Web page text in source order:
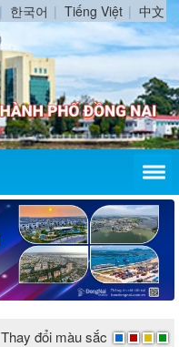
한국어 Tiếng Việt 中文
Thay đổi màu sắc